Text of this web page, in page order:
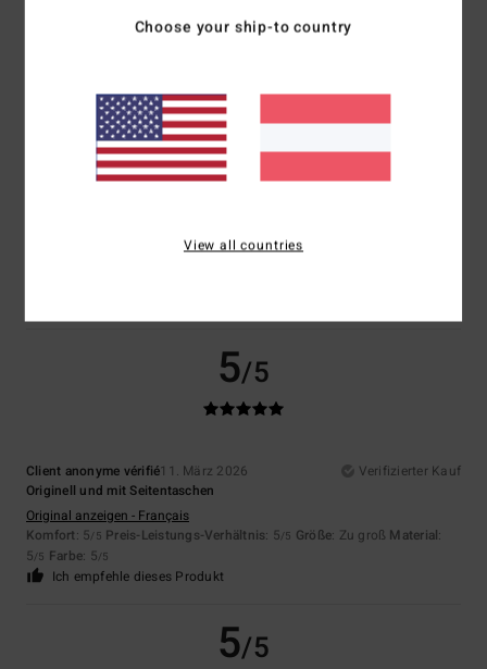
Komfort
Preis-Leistungs-Verhältnis
Größe
Zu klein Zu groß
5.0
5.0
5/5
Client anonyme vérifié11. März 2026
Verifizierter Kauf
Originell und mit Seitentaschen
Original anzeigen - Français
Komfort: 5/5 Preis-Leistungs-Verhältnis: 5/5 Größe: Zu groß Material:
5/5 Farbe: 5/5
Ich empfehle dieses Produkt
5/5
Choose your ship-to country
View all countries